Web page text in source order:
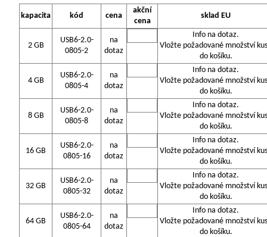
kapacita kód cena
akční
cena
sklad EU
2 GB
USB6-2.0-
0805-2
na
dotaz
Info na dotaz.
Vložte požadované množství
do košíku.
4 GB
USB6-2.0-
0805-4
na
dotaz
Info na dotaz.
Vložte požadované množství
do košíku.
8 GB
USB6-2.0-
0805-8
na
dotaz
Info na dotaz.
Vložte požadované množství
do košíku.
16 GB
USB6-2.0-
0805-16
na
dotaz
Info na dotaz.
Vložte požadované množství
do košíku.
32 GB
USB6-2.0-
0805-32
na
dotaz
Info na dotaz.
Vložte požadované množství
do košíku.
64 GB
USB6-2.0-
0805-64
na
dotaz
Info na dotaz.
Vložte požadované množství
do košíku.